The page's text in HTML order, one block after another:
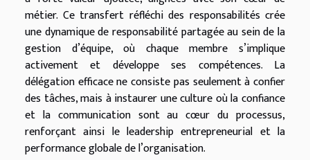
métier. Ce transfert réfléchi des responsabilités crée
une dynamique de responsabilité partagée au sein de la
gestion d’équipe, où chaque membre s’implique
activement et développe ses compétences. La
délégation efficace ne consiste pas seulement à confier
des tâches, mais à instaurer une culture où la confiance
et la communication sont au cœur du processus,
renforçant ainsi le leadership entrepreneurial et la
performance globale de l’organisation.